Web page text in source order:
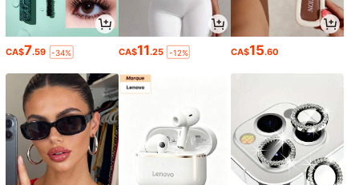
CA$7.59 -34% CA$11.25 -12% CA$15.60